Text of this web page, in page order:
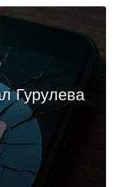
Гурулева